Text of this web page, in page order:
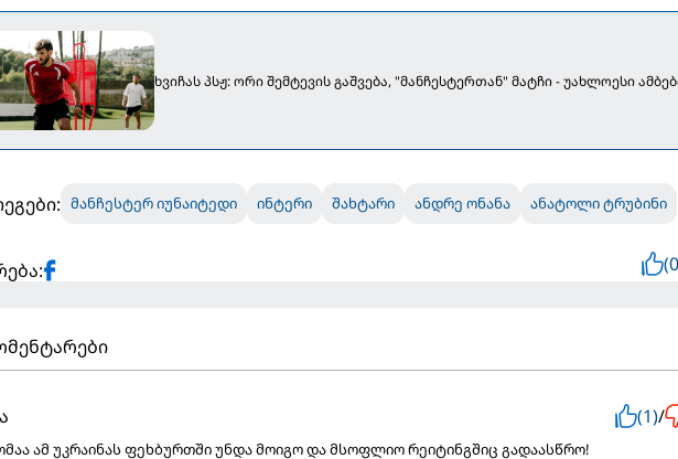
ხვიჩას პსჟ: ორი შემტევის გაშვება, "მანჩესტერთან" მატჩი - უახლოესი
მანჩესტერ იუნაიტედი ინტერი შახტარი ანდრე ონანა ანატოლი ტრუბინი
(1)/
ამ უკრაინას ფეხბურთში უნდა მოიგო და მსოფლიო რეიტინგშიც გადაასწრო!